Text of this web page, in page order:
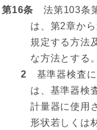
第16条 法第103条
は、第2章か
規定する方法
な方法とする。
2 基準器検査に
は、基準器検
計量器に使用
形状若しくは